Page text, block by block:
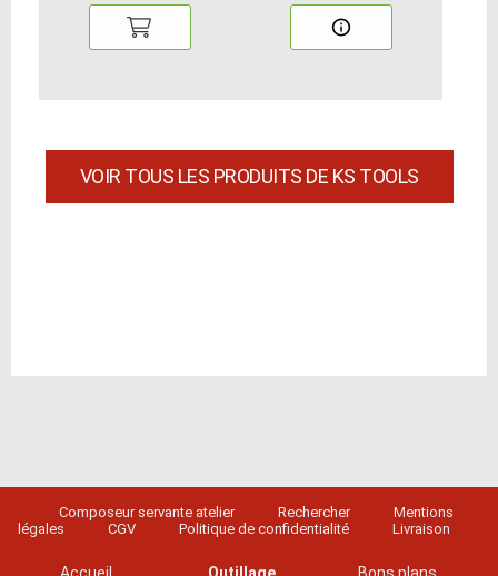
VOIR TOUS LES PRODUITS DE KS TOOLS
Composeur servante atelier Rechercher
Mentions
légales
CGV Politique de confidentialité Livraison